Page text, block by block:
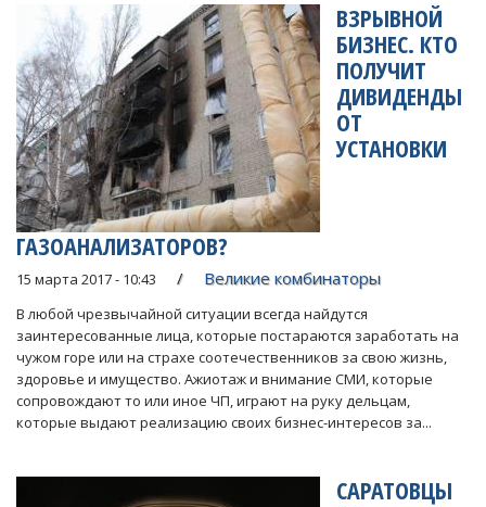
ВЗРЫВНОЙ
БИЗНЕС. КТО
ПОЛУЧИТ
ДИВИДЕНДЫ
ОТ
УСТАНОВКИ
ГАЗОАНАЛИЗАТОРОВ?
15 марта 2017 - 10:43 Великие комбинаторы
В любой чрезвычайной ситуации всегда найдутся
заинтересованные лица, которые постараются заработать на
чужом горе или на страхе соотечественников за свою жизнь,
здоровье и имущество. Ажиотаж и внимание СМИ, которые
сопровождают то или иное ЧП, играют на руку дельцам,
которые выдают реализацию своих бизнес-интересов за...
САРАТОВЦЫ